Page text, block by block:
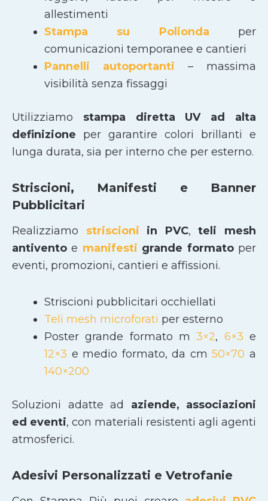
allestimenti
Stampa su Polionda per
comunicazioni temporanee e cantieri
Pannelli autoportanti – massima
visibilità senza fissaggi
Utilizziamo stampa diretta UV ad alta
definizione per garantire colori brillanti e
lunga durata, sia per interno che per esterno.
Striscioni, Manifesti e Banner
Pubblicitari
Realizziamo striscioni in PVC,teli mesh
antivento e manifesti grande formatoper
eventi, promozioni, cantieri e affissioni.
Striscioni pubblicitari occhiellati
Teli mesh microforati per esterno
Poster grande formato m3×2, 6×3 e
12×3 e medio formato, da cm50×70 a
140×200
Soluzioni adatte ad aziende, associazioni
ed eventi, con materiali resistenti agli agenti
atmosferici.
Adesivi Personalizzati e Vetrofanie